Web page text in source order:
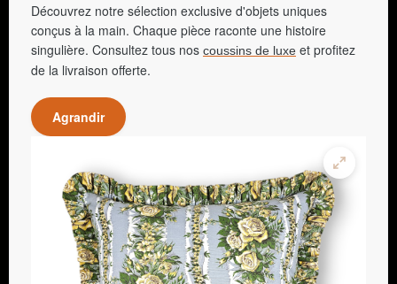
Découvrez notre sélection exclusive d'objets uniques
conçus à la main. Chaque pièce raconte une histoire
singulière. Consultez tous nos coussins de luxe et profitez
de la livraison offerte.
Agrandir